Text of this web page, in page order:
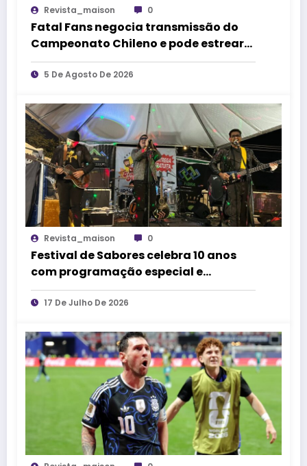
Revista_maison 0
Fatal Fans negocia transmissão do
Campeonato Chileno e pode estrear
no mercado de competições
esportivas
5 De Agosto De 2026
Revista_maison 0
Festival de Sabores celebra 10 anos
com programação especial e
atrações gratuitas em Belo Horizonte
17 De Julho De 2026